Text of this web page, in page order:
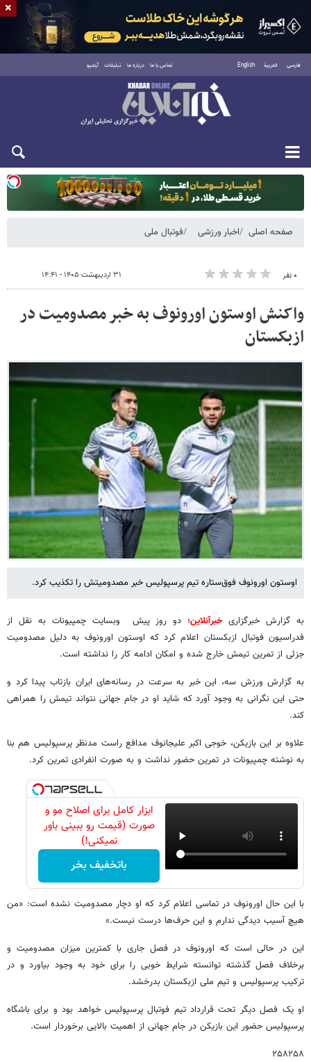
فارسی العربية English تماس با ما درباره ما تبلیغات آرشیو
یکشنبه ۱۸ مرداد ۱۴۰۵
صفحه اصلی اخبار ورزشی فوتبال ملی
۰ نفر ۳۱ اردیبهشت ۱۴۰۵ - ۱۴:۴۱
واکنش اوستون اورونوف به خبر مصدومیت در
ازبکستان
اوستون اورونوف فوق‌ستاره تیم پرسپولیس خبر مصدومیتش را تکذیب کرد.
به گزارش خبرگزاریخبرآنلاین؛ دو روز پیش وبسایت چمپیونات به نقل از
فدراسیون فوتبال ازبکستان اعلام کرد که اوستون اورونوف به دلیل مصدومیت
جزئی از تمرین تیمش خارج شده و امکان ادامه کار را نداشته است.
به گزارش ورزش سه، این خبر به سرعت در رسانه‌های ایران بازتاب پیدا کرد و
حتی این نگرانی به وجود آورد که شاید او در جام جهانی نتواند تیمش را همراهی
کند.
علاوه بر این بازیکن، خوجی اکبر علیجانوف مدافع راست مدنظر پرسپولیس هم بنا
به نوشته چمپیونات در تمرین حضور نداشت و به صورت انفرادی تمرین کرد.
ابزار کامل برای اصلاح مو و
صورت (قیمت رو ببینی باور
نمیکنی!)
باتخفیف بخر
با این حال اورونوف در تماسی اعلام کرد که او دچار مصدومیت نشده است: «من
هیچ آسیب دیدگی ندارم و این حرف‌ها درست نیست.»
این در حالی است که اورونوف در فصل جاری با کمترین میزان مصدومیت و
برخلاف فصل گذشته توانسته شرایط خوبی را برای خود به وجود بیاورد و در
ترکیب پرسپولیس و تیم ملی ازبکستان بدرخشد.
او یک فصل دیگر تحت قرارداد تیم فوتبال پرسپولیس خواهد بود و برای باشگاه
پرسپولیس حضور این بازیکن در جام جهانی از اهمیت بالایی برخوردار است.
۲۵۸۲۵۸
×